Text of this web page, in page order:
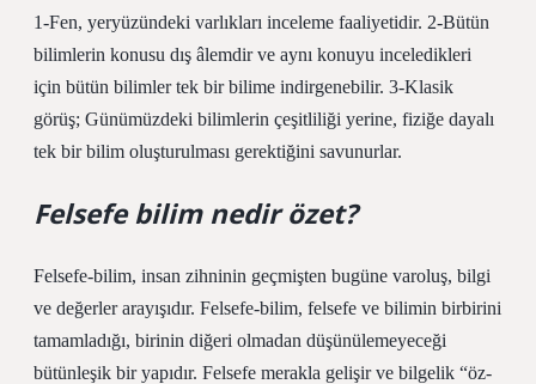
1-Fen, yeryüzündeki varlıkları inceleme faaliyetidir. 2-Bütün
bilimlerin konusu dış âlemdir ve aynı konuyu inceledikleri
için bütün bilimler tek bir bilime indirgenebilir. 3-Klasik
görüş; Günümüzdeki bilimlerin çeşitliliği yerine, fiziğe dayalı
tek bir bilim oluşturulması gerektiğini savunurlar.
Felsefe bilim nedir özet?
Felsefe-bilim, insan zihninin geçmişten bugüne varoluş, bilgi
ve değerler arayışıdır. Felsefe-bilim, felsefe ve bilimin birbirini
tamamladığı, birinin diğeri olmadan düşünülemeyeceği
bütünleşik bir yapıdır. Felsefe merakla gelişir ve bilgelik “öz-